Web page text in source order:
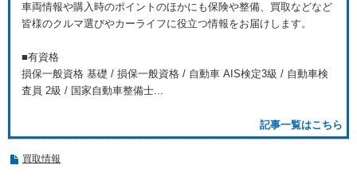
車両情報や購入時のポイントのほかにも保険や整備、買取などなど
皆様のクルマ選びやカーライフに役立つ情報をお届けします。
■有資格
損保一般資格 基礎 / 損保一般資格 / 自動車 AIS検定3級 / 自動車検
査員 2級 / 国家自動車整備士...
記事一覧はこちら
買取情報